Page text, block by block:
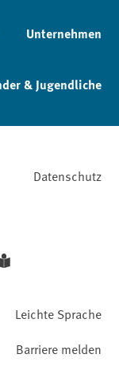
Unternehmen
& Jugendliche
Datenschutz
Leichte Sprache
Barriere melden